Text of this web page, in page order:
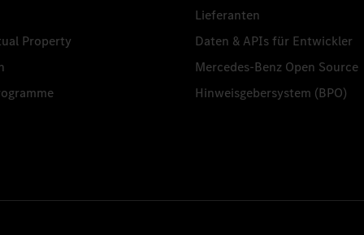
Property
Lieferanten
Daten & APIs für Entwickler
Mercedes-Benz Open Source
Hinweisgebersystem (BPO)